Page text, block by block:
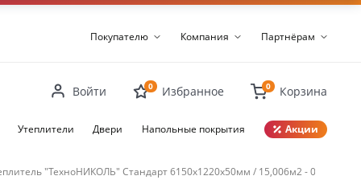
Покупателю Компания Партнёрам
Войти 0 Избранное 0 Корзина
Утеплители Двери Напольные покрытия Акции
"ТехноНИКОЛЬ" Стандарт 6150х1220х50мм / 15,006м2 - 0,7503м3